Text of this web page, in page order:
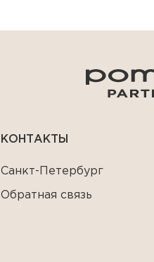
КОНТАКТЫ
Санкт-Петербург
Обратная связь